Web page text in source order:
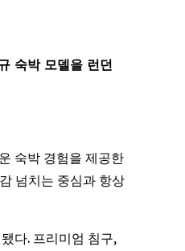
숙박 모델을 런던
숙박 경험을 제공한
넘치는 중심과 항상
다. 프리미엄 침구,